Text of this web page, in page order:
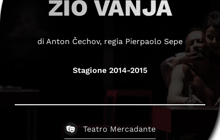
ZIO VANJA
di Anton Čechov, regia Pierpaolo Sepe
Stagione 2014-2015
Teatro Mercadante